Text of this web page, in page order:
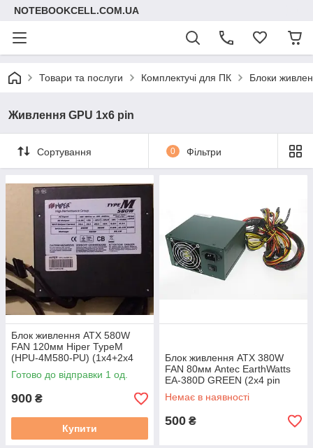
NOTEBOOKCELL.COM.UA
Товари та послуги Комплектучі для ПК Блоки
Живлення GPU 1x6 pin
Сортування 0 Фільтри
Блок живлення ATX 580W
FAN 120мм Hiper TypeM
(HPU-4M580-PU) (1х4+2x4
pin CPU, 1x6pin GPU,
3xMOLEX)
Готово до відправки 1 од.
900 ₴
Купити
Блок живлення ATX 380W
FAN 80мм Antec EarthWatts
EA-380D GREEN (2х4 pin
CPU, 1x6pin GPU, 6xSATA) 80
PLUS Bronze
Немає в наявності
500 ₴